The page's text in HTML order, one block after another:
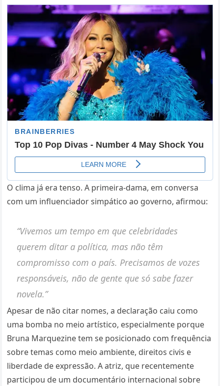
O clima já era tenso. A primeira-dama, em conversa
com um influenciador simpático ao governo, afirmou:
“Vivemos um tempo em que celebridades
querem ditar a política, mas não têm
compromisso com o país. Precisamos de vozes
responsáveis, não de gente que só sabe fazer
novela.”
Apesar de não citar nomes, a declaração caiu como
uma bomba no meio artístico, especialmente porque
Bruna Marquezine tem se posicionado com frequência
sobre temas como meio ambiente, direitos civis e
liberdade de expressão. A atriz, que recentemente
participou de um documentário internacional sobre